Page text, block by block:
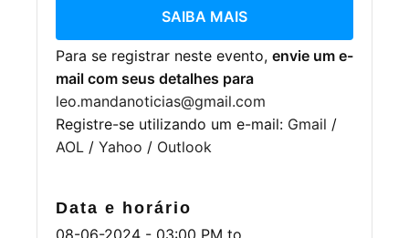
SAIBA MAIS
Para se registrar neste evento, envie um e-
mail com seus detalhes para
leo.mandanoticias@gmail.com
Registre-se utilizando um e-mail: Gmail /
AOL / Yahoo / Outlook
Data e horário
08-06-2024 - 03:00 PM to